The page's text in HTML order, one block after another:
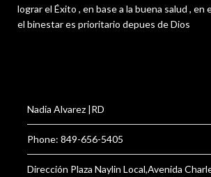
lograr el Éxito , en base a la buena salud ,
el binestar es prioritario depues de Dios
Nadia Alvarez |RD
Phone: 849-656-5405
Dirección Plaza Naylin Local,Avenida